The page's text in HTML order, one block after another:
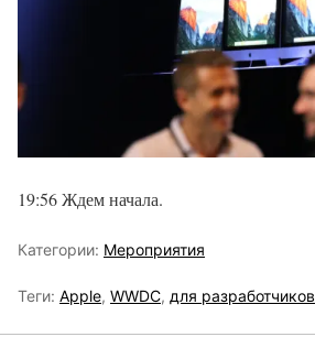
19:56 Ждем начала.
Категории: Мероприятия
Теги: Apple, WWDC, для разработчиков